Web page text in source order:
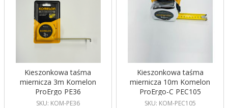
Kieszonkowa taśma
miernicza 3m Komelon
ProErgo PE36
SKU: KOM-PE36
Kieszonkowa taśma
miernicza 10m Komelon
ProErgo-C PEC105
SKU: KOM-PEC105